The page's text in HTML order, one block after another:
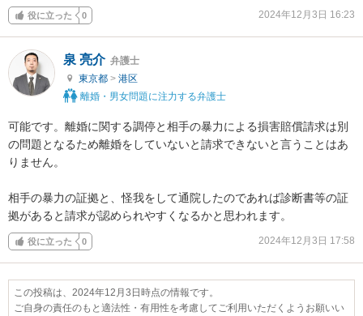
役に立った 0 2024年12月3日 16:23
泉 亮介 弁護士
東京都 > 港区
離婚・男女問題に注力する弁護士
可能です。離婚に関する調停と相手の暴力による損害賠償請求は別
の問題となるため離婚をしていないと請求できないと言うことはあ
りません。
相手の暴力の証拠と、怪我をして通院したのであれば診断書等の証
拠があると請求が認められやすくなるかと思われます。
役に立った 0 2024年12月3日 17:58
この投稿は、2024年12月3日時点の情報です。
ご自身の責任のもと適法性・有用性を考慮してご利用いただくようお願いい